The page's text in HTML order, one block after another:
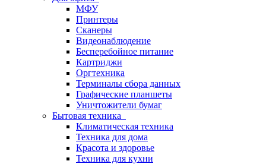
МФУ
Принтеры
Сканеры
Видеонаблюдение
Бесперебойное питание
Картриджи
Оргтехника
Терминалы сбора данных
Графические планшеты
Уничтожители бумаг
Бытовая техника
Климатическая техника
Техника для дома
Красота и здоровье
Техника для кухни